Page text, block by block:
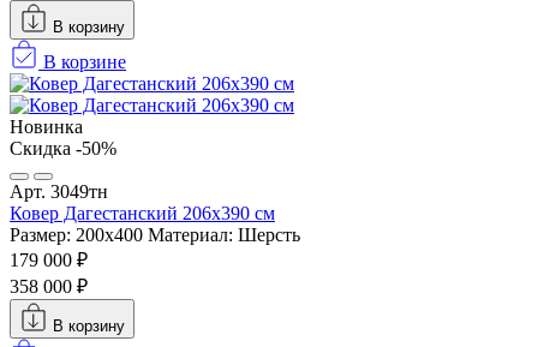
В корзину
В корзине
Новинка
Скидка -50%
Арт. 3049тн
Ковер Дагестанский 206x390 см
Размер: 200х400 Материал: Шерсть
179 000 ₽
358 000 ₽
В корзину